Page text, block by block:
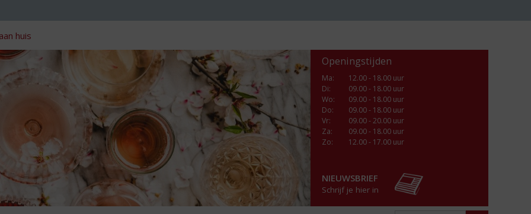
huis
Openingstijden
Ma:
12.00 - 18.00 uur
Di:
09.00 - 18.00 uur
Wo:
09.00 - 18.00 uur
Do:
09.00 - 18.00 uur
Vr:
09.00 - 20.00 uur
Za:
09.00 - 18.00 uur
Zo:
12.00 - 17.00 uur
NIEUWSBRIEF
Schrijf je hier in